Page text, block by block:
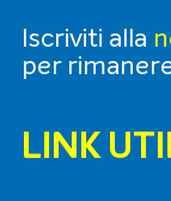
Iscriviti alla
per
LINK